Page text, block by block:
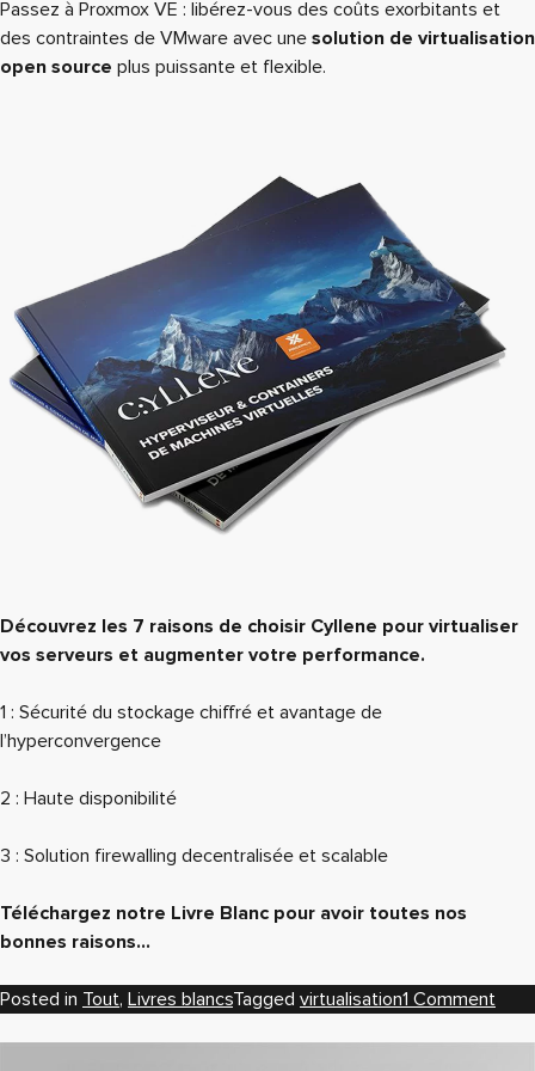
Passez à Proxmox VE : libérez-vous des coûts exorbitants et
des contraintes de VMware avec une solution de virtualisation
open source plus puissante et flexible.
Découvrez les 7 raisons de choisir Cyllene pour virtualiser
vos serveurs et augmenter votre performance.
1 : Sécurité du stockage chiffré et avantage de
l’hyperconvergence
2 : Haute disponibilité
3 : Solution firewalling decentralisée et scalable
Téléchargez notre Livre Blanc pour avoir toutes nos
bonnes raisons…
Posted in Tout, Livres blancsTagged virtualisation1 Commenton